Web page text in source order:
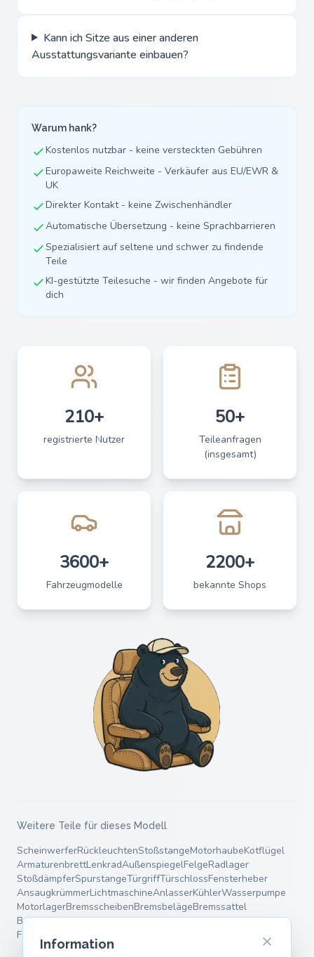
Kann ich Sitze aus einer anderen
Ausstattungsvariante einbauen?
Warum hank?
Kostenlos nutzbar - keine versteckten Gebühren
Europaweite Reichweite - Verkäufer aus EU/EWR &
UK
Direkter Kontakt - keine Zwischenhändler
Automatische Übersetzung - keine Sprachbarrieren
Spezialisiert auf seltene und schwer zu findende
Teile
KI-gestützte Teilesuche - wir finden Angebote für
dich
210+
registrierte Nutzer
50+
Teileanfragen
(insgesamt)
3600+
Fahrzeugmodelle
2200+
bekannte Shops
Weitere Teile für dieses Modell
ScheinwerferRückleuchtenStoßstangeMotorhaubeKotflügel
ArmaturenbrettLenkradAußenspiegelFelgeRadlager
StoßdämpferSpurstangeTürgriffTürschlossFensterheber
AnsaugkrümmerLichtmaschineAnlasserKühlerWasserpumpe
MotorlagerBremsscheibenBremsbelägeBremssattel
BremstrommelEndschalldämpferMittelschalldämpfer
Fahrwerksfedern
Information